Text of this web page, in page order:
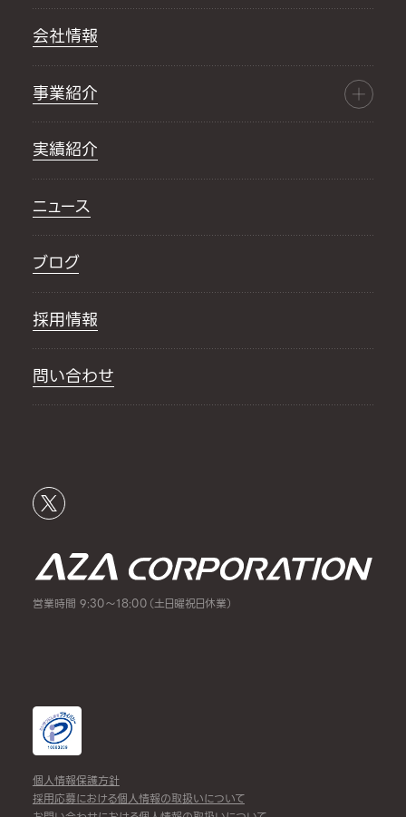
会社情報
事業紹介
実績紹介
ニュース
ブログ
採用情報
問い合わせ
営業時間 9:30～18:00（土日曜祝日休業）
個人情報保護方針
採用応募における個人情報の取扱いについて